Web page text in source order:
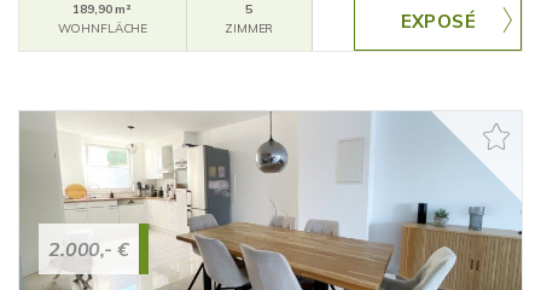
189,90 m²
WOHNFLÄCHE
5
ZIMMER
2.000,- €